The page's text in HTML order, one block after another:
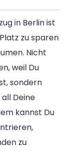
in Berlin ist
zu sparen
Nicht
weil Du
sondern
Deine
kannst Du
zu